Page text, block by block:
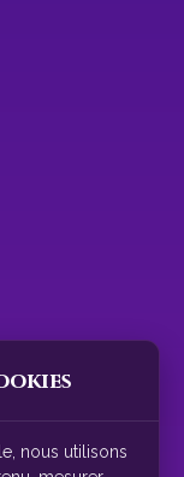
nous utilisons